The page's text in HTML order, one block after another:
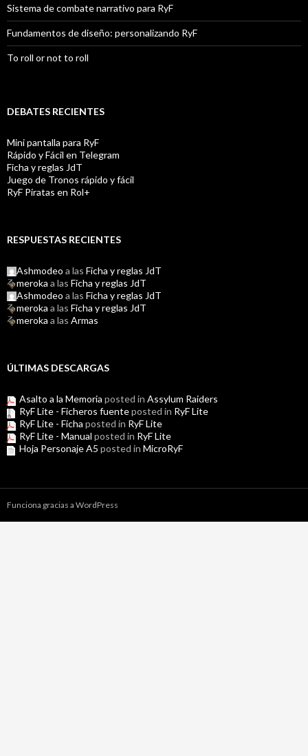
Sistema de combate narrativo para RyF
Fundamentos de diseño: personalizando RyF
To roll or not to roll
DEBATES RECIENTES
Mini pantalla para RyF
Rápido y Fácil en Telegram
Ficha y reglas JdT
Juego de Tronos rápido y fácil
RyF Piratas en Rol+
RESPUESTAS RECIENTES
Ashmodeo a las Ficha y reglas JdT
meroka a las Ficha y reglas JdT
Ashmodeo a las Ficha y reglas JdT
meroka a las Ficha y reglas JdT
meroka a las Armas
ÚLTIMAS DESCARGAS
Asalto a la Memoria posted in Assylum Raiders
RyF Lite - Ficheros fuenteposted in RyF Lite
RyF Lite - Ficha posted in RyF Lite
RyF Lite - Manual posted in RyF Lite
Hoja Personaje A5 posted in MicroRyF
Funciona gracias a WordPress